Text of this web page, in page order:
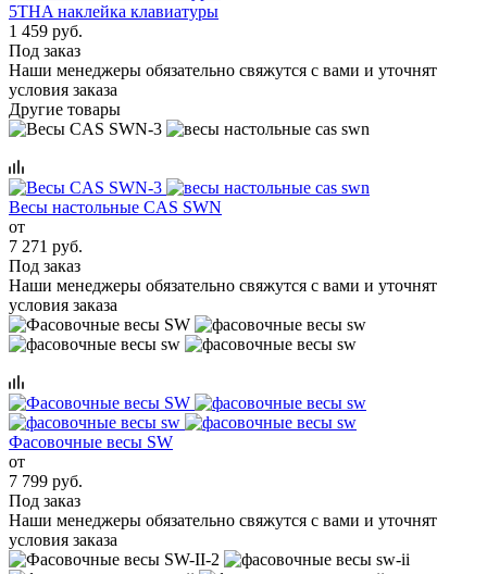
5THA наклейка клавиатуры
1 459 руб.
Под заказ
Наши менеджеры обязательно свяжутся с вами и уточнят
условия заказа
Другие товары
Весы настольные CAS SWN
от
7 271 руб.
Под заказ
Наши менеджеры обязательно свяжутся с вами и уточнят
условия заказа
Фасовочные весы SW
от
7 799 руб.
Под заказ
Наши менеджеры обязательно свяжутся с вами и уточнят
условия заказа